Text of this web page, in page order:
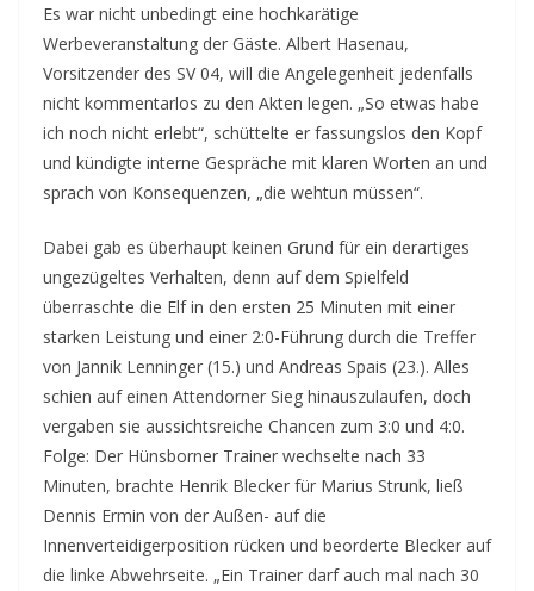
Es war nicht unbedingt eine hochkarätige
Werbeveranstaltung der Gäste. Albert Hasenau,
Vorsitzender des SV 04, will die Angelegenheit jedenfalls
nicht kommentarlos zu den Akten legen. „So etwas habe
ich noch nicht erlebt“, schüttelte er fassungslos den Kopf
und kündigte interne Gespräche mit klaren Worten an und
sprach von Konsequenzen, „die wehtun müssen“.
Dabei gab es überhaupt keinen Grund für ein derartiges
ungezügeltes Verhalten, denn auf dem Spielfeld
überraschte die Elf in den ersten 25 Minuten mit einer
starken Leistung und einer 2:0-Führung durch die Treffer
von Jannik Lenninger (15.) und Andreas Spais (23.). Alles
schien auf einen Attendorner Sieg hinauszulaufen, doch
vergaben sie aussichtsreiche Chancen zum 3:0 und 4:0.
Folge: Der Hünsborner Trainer wechselte nach 33
Minuten, brachte Henrik Blecker für Marius Strunk, ließ
Dennis Ermin von der Außen- auf die
Innenverteidigerposition rücken und beorderte Blecker auf
die linke Abwehrseite. „Ein Trainer darf auch mal nach 30